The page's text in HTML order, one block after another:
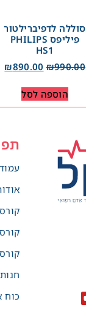
סוללה לדפיברילטור
פיליפס PHILIPS
HS1
₪990.00
₪890.00
הוספה לסל
כוח